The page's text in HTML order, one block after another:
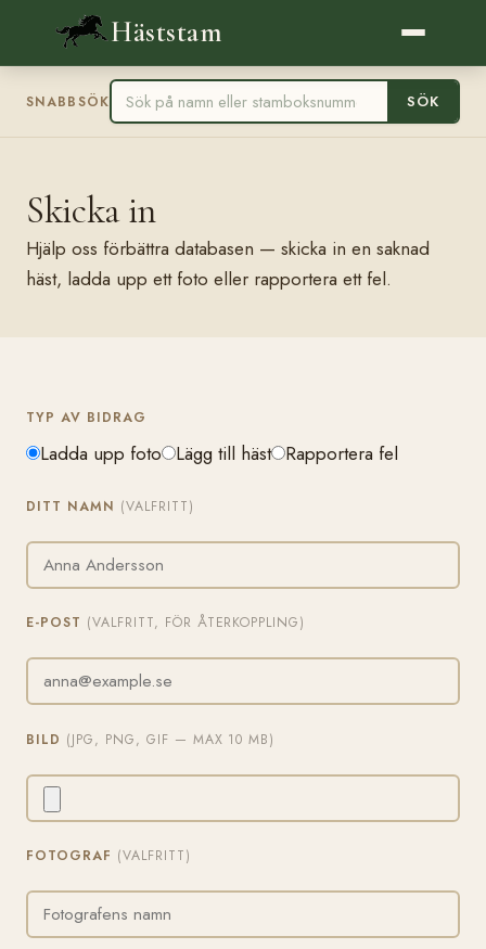
Häststam
SNABBSÖK SÖK
Skicka in
Hjälp oss förbättra databasen — skicka in en saknad
häst, ladda upp ett foto eller rapportera ett fel.
TYP AV BIDRAG
Ladda upp foto Lägg till häst Rapportera fel
DITT NAMN (VALFRITT)
E-POST (VALFRITT, FÖR ÅTERKOPPLING)
BILD (JPG, PNG, GIF — MAX 10 MB)
FOTOGRAF (VALFRITT)